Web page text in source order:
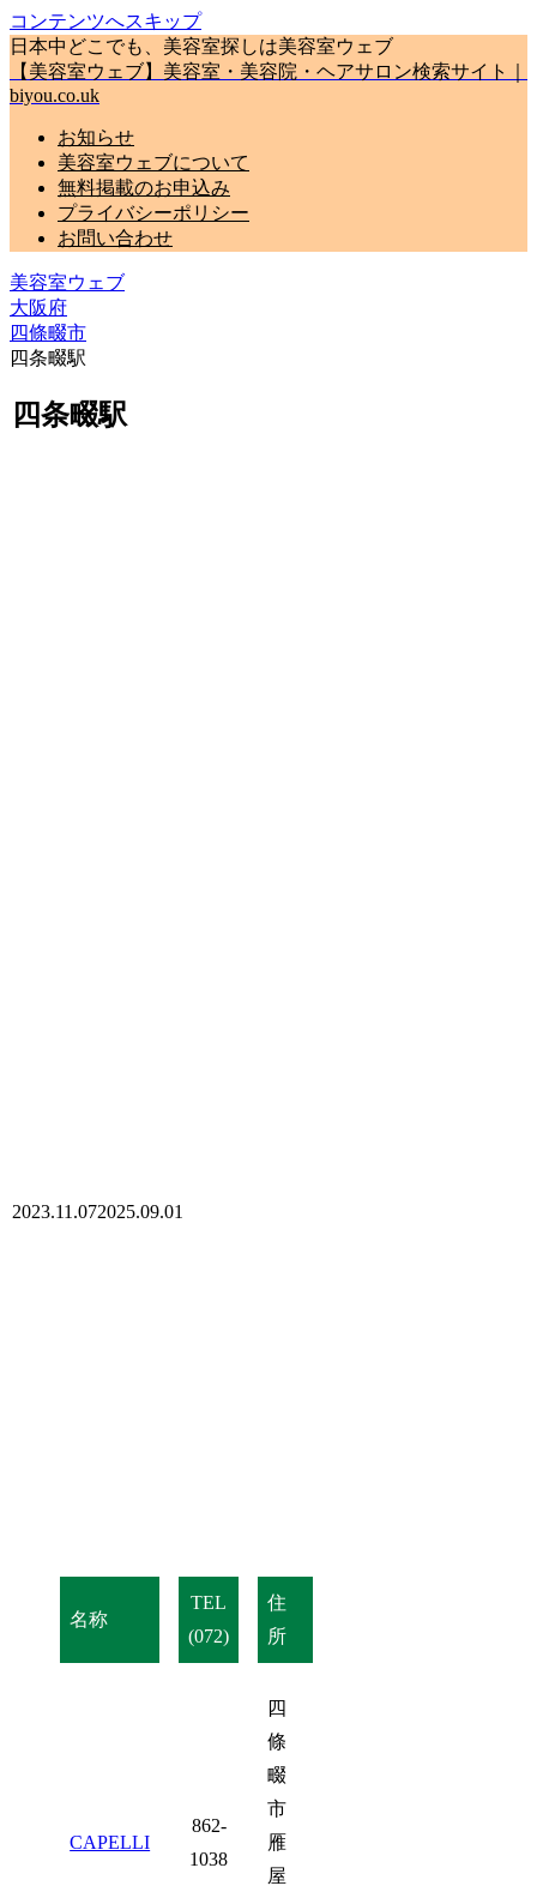
コンテンツへスキップ
日本中どこでも、美容室探しは美容室ウェブ
【美容室ウェブ】美容室・美容院・ヘアサロン検索サイト｜
biyou.co.uk
お知らせ
美容室ウェブについて
無料掲載のお申込み
プライバシーポリシー
お問い合わせ
美容室ウェブ
大阪府
四條畷市
四条畷駅
四条畷駅
2023.11.072025.09.01
名称
TEL
(072)
住
所
CAPELLI
862-
1038
四
條
畷
市
雁
屋